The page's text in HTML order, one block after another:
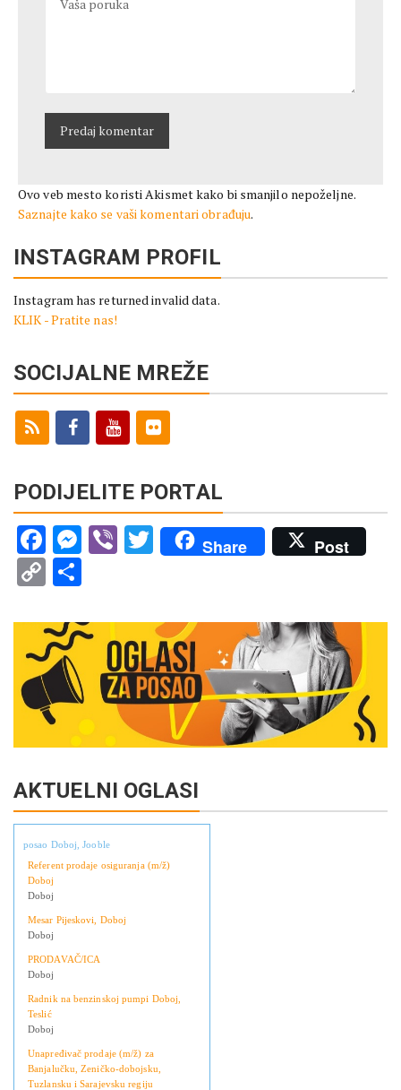
Ovo veb mesto koristi Akismet kako bi smanjilo nepoželjne.
Saznajte kako se vaši komentari obrađuju.
INSTAGRAM PROFIL
Instagram has returned invalid data.
KLIK - Pratite nas!
SOCIJALNE MREŽE
PODIJELITE PORTAL
Facebook
Messenger
ViberTwitter
Share Post
Copy
AKTUELNI OGLASI
posao Doboj, Jooble
Referent prodaje osiguranja (m/ž)
Doboj
Doboj
Mesar Pijeskovi, Doboj
Doboj
PRODAVAČ/ICA
Doboj
Radnik na benzinskoj pumpi Doboj,
Teslić
Doboj
Unapređivač prodaje (m/ž) za
Banjalučku, Zeničko-dobojsku,
Tuzlansku i Sarajevsku regiju